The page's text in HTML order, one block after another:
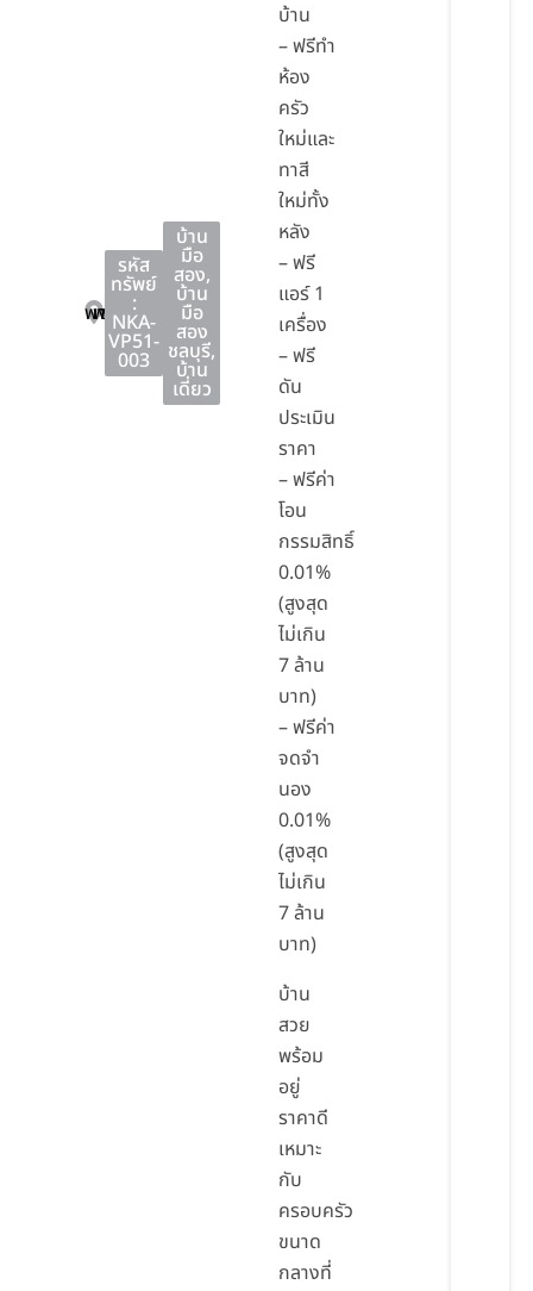
พานทอง
พานทอง
ชลบุรี
รหัส
ทรัพย์
:
NKA-
VP51-
003
บ้าน
มือ
สอง,
บ้าน
มือ
สอง
ชลบุรี,
บ้าน
เดี่ยว
บ้าน
– ฟรีทำ
ห้อง
ครัว
ใหม่และ
ทาสี
ใหม่ทั้ง
หลัง
– ฟรี
แอร์ 1
เครื่อง
– ฟรี
ดัน
ประเมิน
ราคา
– ฟรีค่า
โอน
กรรมสิทธิ์
0.01%
(สูงสุด
ไม่เกิน
7 ล้าน
บาท)
– ฟรีค่า
จดจำ
นอง
0.01%
(สูงสุด
ไม่เกิน
7 ล้าน
บาท)
บ้าน
สวย
พร้อม
อยู่
ราคาดี
เหมาะ
กับ
ครอบครัว
ขนาด
กลางที่